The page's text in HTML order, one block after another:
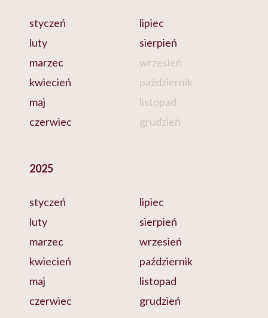
styczeń
luty
marzec
kwiecień
maj
czerwiec
lipiec
sierpień
wrzesień
październik
listopad
grudzień
2025
styczeń
luty
marzec
kwiecień
maj
czerwiec
lipiec
sierpień
wrzesień
październik
listopad
grudzień